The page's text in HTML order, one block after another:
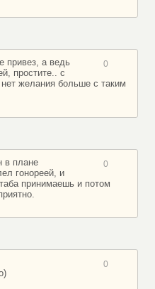
0
привез, а ведь
простите.. с
желания больше с таким
0
в плане
гонореей, и
принимаешь и потом
0